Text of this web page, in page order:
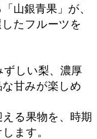
山銀青果」が、
たフルーツを
しい梨、濃厚
甘みが楽しめ
る果物を、時期
ます。